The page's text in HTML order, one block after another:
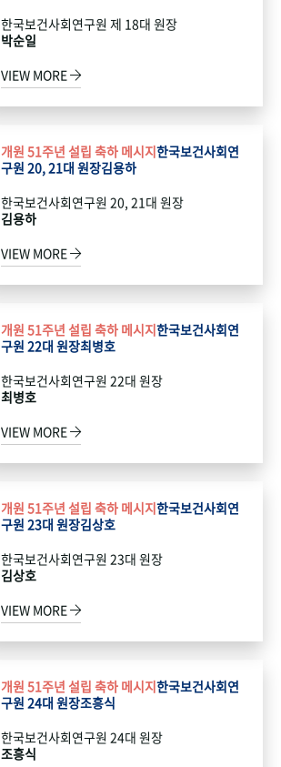
한국보건사회연구원 제 18대 원장
박순일
VIEW MORE
개원 51주년 설립 축하 메시지한국보건사회연
구원 20, 21대 원장김용하
한국보건사회연구원 20, 21대 원장
김용하
VIEW MORE
개원 51주년 설립 축하 메시지한국보건사회연
구원 22대 원장최병호
한국보건사회연구원 22대 원장
최병호
VIEW MORE
개원 51주년 설립 축하 메시지한국보건사회연
구원 23대 원장김상호
한국보건사회연구원 23대 원장
김상호
VIEW MORE
개원 51주년 설립 축하 메시지한국보건사회연
구원 24대 원장조흥식
한국보건사회연구원 24대 원장
조흥식